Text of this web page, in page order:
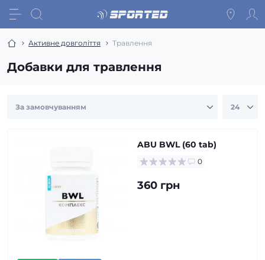
Активне довголіття Травлення
Добавки для травлення
ABU BWL (60 tab)
0
360 грн